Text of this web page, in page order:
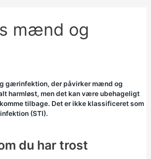
mænd og
gærinfektion, der påvirker mænd og
harmløst, men det kan være ubehageligt
tilbage. Det er ikke klassificeret som
(STI).
du har trost